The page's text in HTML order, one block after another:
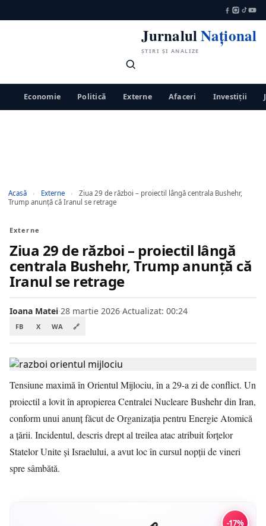
JurnalulNațional
ȘTIRI ȘI ANALIZE
Economie Politică Externe Afaceri Investiții
Acasă › Externe ›
Ziua 29 de război – proiectil lângă centrala Bushehr,
Trump anunță că Iranul se retrage
Externe
Ziua 29 de război – proiectil lângă
centrala Bushehr, Trump anunță că
Iranul se retrage
Ioana Matei·28 martie 2026·Actualizat: 00:24
FB X WA 🔗
Tensiune maximă în Orientul Mijlociu, în a 29-a zi de conflict. Un
proiectil a lovit în apropierea Centralei Nucleare Bushehr din Iran,
conform unui anunț făcut de Organizația pentru Energie Atomică
a țării. Incidentul, descris drept al treilea atac atribuit forțelor
Statelor Unite și Israelului, a avut loc în cursul nopții de vineri
spre sâmbătă.
-17%